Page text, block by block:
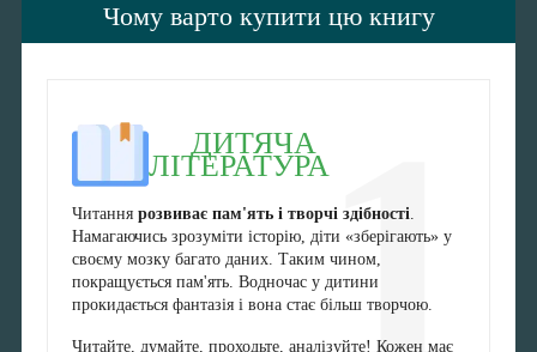
Чому варто купити цю книгу
1
ДИТЯЧА
ЛІТЕРАТУРА
Читання розвиває пам'ять і творчі здібності.
Намагаючись зрозуміти історію, діти «зберігають» у
своєму мозку багато даних. Таким чином,
покращується пам'ять. Водночас у дитини
прокидається фантазія і вона стає більш творчою.
Читайте, думайте, проходьте, аналізуйте! Кожен має